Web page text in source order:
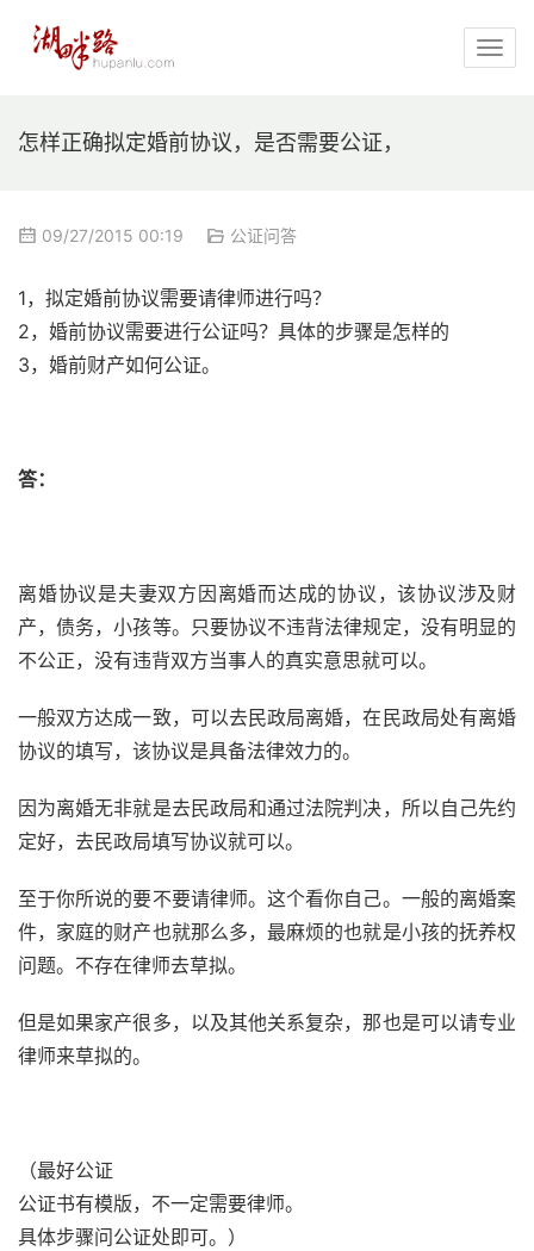
怎样正确拟定婚前协议，是否需要公证，
09/27/2015 00:19 公证问答
1，拟定婚前协议需要请律师进行吗？
2，婚前协议需要进行公证吗？具体的步骤是怎样的
3，婚前财产如何公证。
答：
离婚协议是夫妻双方因离婚而达成的协议，该协议涉及财
产，债务，小孩等。只要协议不违背法律规定，没有明显的
不公正，没有违背双方当事人的真实意思就可以。
一般双方达成一致，可以去民政局离婚，在民政局处有离婚
协议的填写，该协议是具备法律效力的。
因为离婚无非就是去民政局和通过法院判决，所以自己先约
定好，去民政局填写协议就可以。
至于你所说的要不要请律师。这个看你自己。一般的离婚案
件，家庭的财产也就那么多，最麻烦的也就是小孩的抚养权
问题。不存在律师去草拟。
但是如果家产很多，以及其他关系复杂，那也是可以请专业
律师来草拟的。
（最好公证
公证书有模版，不一定需要律师。
具体步骤问公证处即可。）